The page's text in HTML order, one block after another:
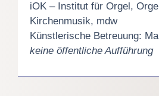
iOK – Institut für Orgel,
Kirchenmusik, mdw
Künstlerische Betreuung:
keine öffentliche Aufführung